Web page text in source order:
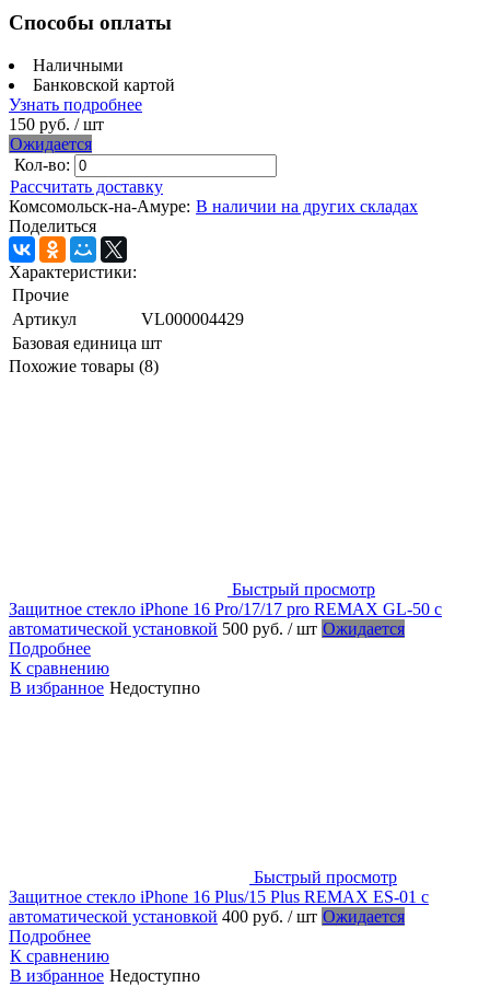
Способы оплаты
Наличными
Банковской картой
Узнать подробнее
150 руб. / шт
Ожидается
Кол-во:
Рассчитать доставку
Комсомольск-на-Амуре: В наличии на других складах
Поделиться
Характеристики:
Прочие
Артикул
VL000004429
Базовая единица шт
Похожие товары (8)
Быстрый просмотр
Защитное стекло iPhone 16 Pro/17/17 pro REMAX GL-50 с
автоматической установкой 500 руб. / шт Ожидается
Подробнее
К сравнению
В избранное Недоступно
Быстрый просмотр
Защитное стекло iPhone 16 Plus/15 Plus REMAX ES-01 с
автоматической установкой 400 руб. / шт Ожидается
Подробнее
К сравнению
В избранное Недоступно